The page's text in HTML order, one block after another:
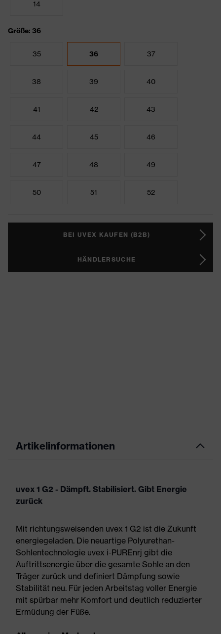
14
Größe: 36
35 36 37
38 39 40
41 42 43
44 45 46
47 48 49
50 51 52
BEI UVEX KAUFEN (B2B)
HÄNDLERSUCHE
Artikelinformationen
uvex 1 G2 - Dämpft. Stabilisiert. Gibt Energie
zurück
Mit richtungsweisenden uvex 1 G2 ist die Zukunft
energiegeladen. Die neuartige Polyurethan-
Sohlentechnologie uvex i-PUREnrj gibt die
Auftrittsenergie über die gesamte Sohle an den
Träger zurück und definiert Dämpfung sowie
Stabilität neu. Für jeden Arbeitstag voller Energie
mit spürbar mehr Komfort und deutlich reduzierter
Ermüdung der Füße.